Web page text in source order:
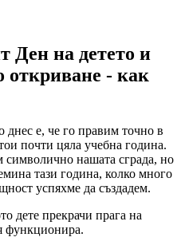
Ден на детето и
откриване - как
днес е, че го правим точно в
почти цяла учебна година.
нашата сграда, но
тази година, колко много
успяхме да създадем.
дете прекрачи прага на
функционира.